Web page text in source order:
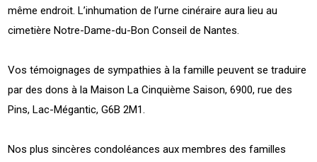
même endroit. L’inhumation de l’urne cinéraire aura lieu au
cimetière Notre-Dame-du-Bon Conseil de Nantes.
Vos témoignages de sympathies à la famille peuvent se traduire
par des dons à la Maison La Cinquième Saison, 6900, rue des
Pins, Lac-Mégantic, G6B 2M1.
Nos plus sincères condoléances aux membres des familles